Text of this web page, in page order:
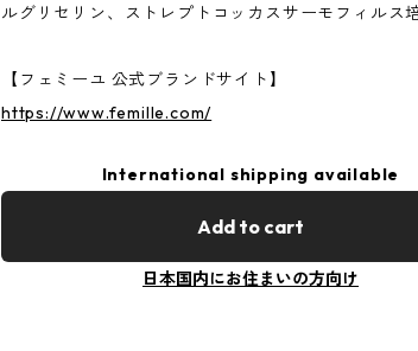
ルグリセリン、ストレプトコッカスサーモフィルス
【フェミーユ 公式ブランドサイト】
https://www.femille.com/
International shipping available
Add to cart
日本国内にお住まいの方向け